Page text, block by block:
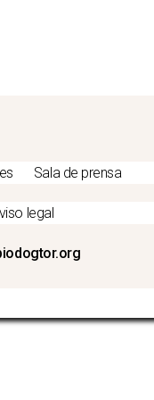
Sala de prensa
legal